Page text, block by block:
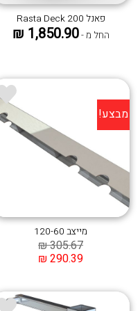
פאנל Rasta Deck 200
החל מ -1,850.90
₪
מבצע!
הוסף ל
WISHLIST
מייצב 120-60
305.67
₪
290.39
₪